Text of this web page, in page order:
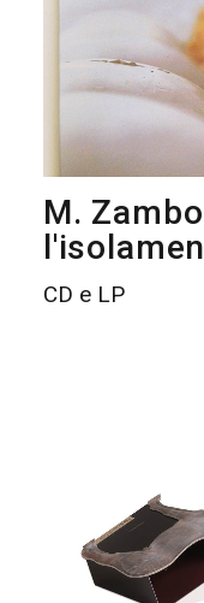
M.
CD e LP